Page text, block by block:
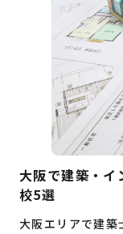
大阪で建築・イ
校5選
大阪エリアで建